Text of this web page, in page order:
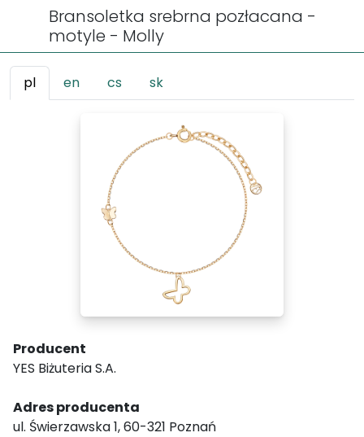
Bransoletka srebrna pozłacana -
motyle - Molly
pl en cs sk
Producent
YES Biżuteria S.A.
Adres producenta
ul. Świerzawska 1, 60-321 Poznań